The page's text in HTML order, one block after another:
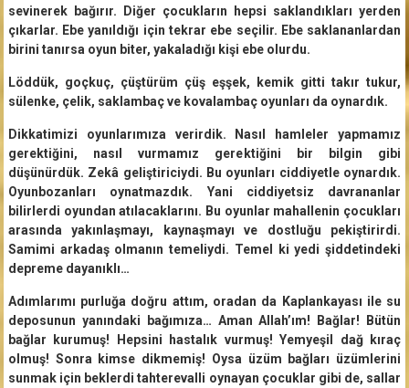
sevinerek bağırır. Diğer çocukların hepsi saklandıkları yerden
çıkarlar. Ebe yanıldığı için tekrar ebe seçilir. Ebe saklananlardan
birini tanırsa oyun biter, yakaladığı kişi ebe olurdu.
Löddük, goçkuç, çüştürüm çüş eşşek, kemik gitti takır tukur,
sülenke, çelik, saklambaç ve kovalambaç oyunları da oynardık.
Dikkatimizi oyunlarımıza verirdik. Nasıl hamleler yapmamız
gerektiğini, nasıl vurmamız gerektiğini bir bilgin gibi
düşünürdük. Zekâ geliştiriciydi. Bu oyunları ciddiyetle oynardık.
Oyunbozanları oynatmazdık. Yani ciddiyetsiz davrananlar
bilirlerdi oyundan atılacaklarını. Bu oyunlar mahallenin çocukları
arasında yakınlaşmayı, kaynaşmayı ve dostluğu pekiştirirdi.
Samimi arkadaş olmanın temeliydi. Temel ki yedi şiddetindeki
depreme dayanıklı…
Adımlarımı purluğa doğru attım, oradan da Kaplankayası ile su
deposunun yanındaki bağımıza… Aman Allah’ım! Bağlar! Bütün
bağlar kurumuş! Hepsini hastalık vurmuş! Yemyeşil dağ kıraç
olmuş! Sonra kimse dikmemiş! Oysa üzüm bağları üzümlerini
sunmak için beklerdi tahterevalli oynayan çocuklar gibi de, sallar